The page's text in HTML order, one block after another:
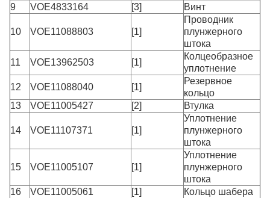
9
VOE4833164 [3] Винт
10 VOE11088803 [1]
Проводник
плунжерного
штока
11
VOE13962503 [1]
Колцеобразное
уплотнение
12
VOE11088040 [1]
Резервное
кольцо
13
VOE11005427 [2] Втулка
14 VOE11107371 [1]
Уплотнение
плунжерного
штока
15 VOE11005107 [1]
Уплотнение
плунжерного
штока
16
VOE11005061 [1]
Кольцо шабера